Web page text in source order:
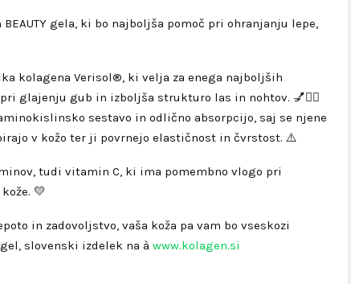
gela, ki bo najboljša pomoč pri ohranjanju lepe,
kolagena Verisol®, ki velja za enega najboljših
glajenju gub in izboljša strukturo las in nohtov. 💅💆‍♀️
sestavo in odlično absorpcijo, saj se njene
v kožo ter ji povrnejo elastičnost in čvrstost. ⚠️
tudi vitamin C, ki ima pomembno vlogo pri
💛
in zadovoljstvo, vaša koža pa vam bo vseskozi
slovenski izdelek na à www.kolagen.si